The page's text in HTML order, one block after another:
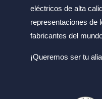
eléctricos de alta
representaciones de
fabricantes del
¡Queremos ser tu